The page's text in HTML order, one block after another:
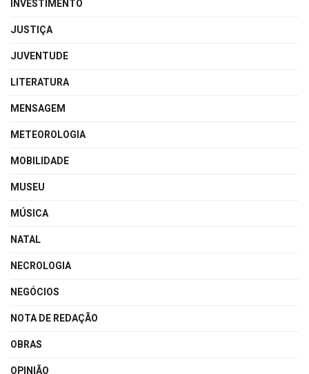
INVESTIMENTO
JUSTIÇA
JUVENTUDE
LITERATURA
MENSAGEM
METEOROLOGIA
MOBILIDADE
MUSEU
MÚSICA
NATAL
NECROLOGIA
NEGÓCIOS
NOTA DE REDAÇÃO
OBRAS